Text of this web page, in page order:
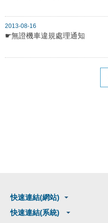
2013-08-16
☛無證機車違規處理通知
快速連結(網站)
快速連結(系統)